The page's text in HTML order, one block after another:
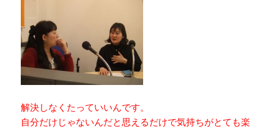
解決しなくたっていいんです。
自分だけじゃないんだと思えるだけで気持ちがとても楽